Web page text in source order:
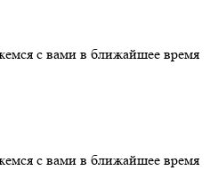
с вами в ближайшее время
с вами в ближайшее время